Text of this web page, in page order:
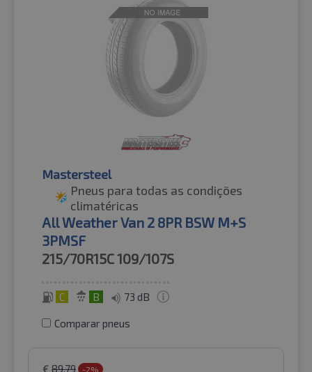
Mastersteel
Pneus para todas as condições
climatéricas
All Weather Van 2 8PR BSW M+S
3PMSF
215/70R15C109/107S
C B 73 dB
Comparar pneus
€ 89.79 -2%